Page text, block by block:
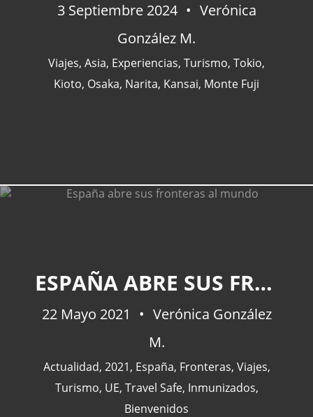
3 Septiembre 2024
Verónica
González M.
Viajes, Asia, Experiencias, Turismo, Tokio,
Kioto, Osaka, Narita, Kansai, Monte Fuji
ESPAÑA ABRE SUS FRONTERAS AL MUNDO
22 Mayo 2021
Verónica González
M.
Actualidad, 2021, España, Fronteras, Viajes,
Turismo, UE, Travel Safe, Inmunizados,
Bienvenidos